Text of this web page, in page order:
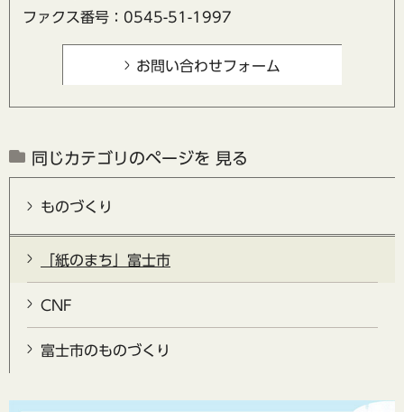
ファクス番号：0545-51-1997
同じカテゴリのページを 見る
ものづくり
「紙のまち」富士市
CNF
富士市のものづくり